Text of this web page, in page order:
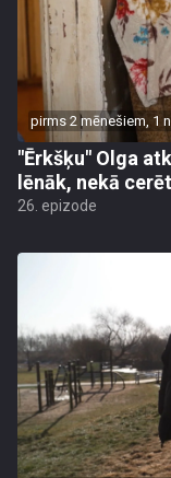
pirms 2 mēnešiem, 1
"Ērkšķu" Olga
lēnāk, nekā
26. epizode